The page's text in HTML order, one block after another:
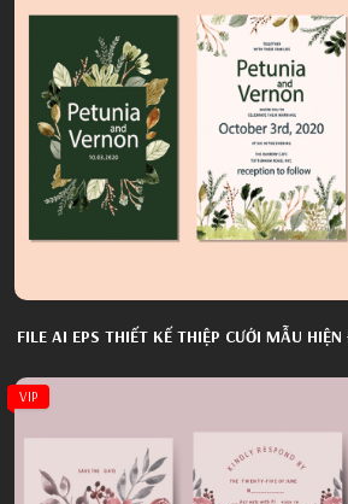
FILE AI EPS THIẾT KẾ THIỆP CƯỚI MẪU
VIP